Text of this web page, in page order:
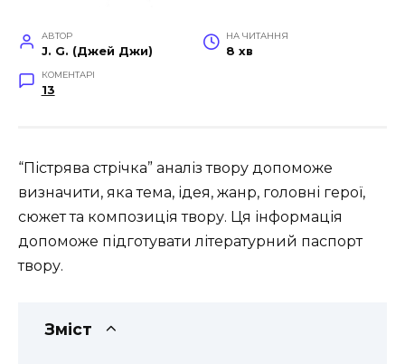
АВТОР
J. G. (Джей Джи)
НА ЧИТАННЯ
8 хв
КОМЕНТАРІ
13
“Пістрява стрічка” аналіз твору допоможе
визначити, яка тема, ідея, жанр, головні герої,
сюжет та композиція твору. Ця інформація
допоможе підготувати літературний паспорт
твору.
Зміст